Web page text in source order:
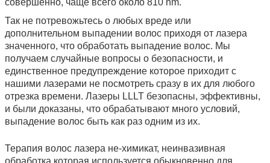
совершенно, чаще всего около 810 nm.
Так не потревожьтесь о любых вреде или
дополнительном выпадении волос приходя от лазера
значенного, что обработать выпадение волос. Мы
получаем случайные вопросы о безопасности, и
единственное предупреждение которое приходит с
нашими лазерами не посмотреть сразу в их для любого
отрезка времени. Лазеры LLLT безопасны, эффективны,
и были доказаны, что обрабатывают много условий,
выпадение волос быть как раз одним из их.
Терапия волос лазера не-химикат, неинвазивная
обработка которая используется обыкновенно для